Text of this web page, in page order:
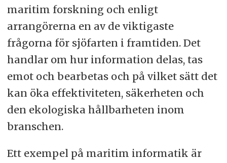
maritim forskning och enligt
arrangörerna en av de viktigaste
frågorna för sjöfarten i framtiden. Det
handlar om hur information delas, tas
emot och bearbetas och på vilket sätt det
kan öka effektiviteten, säkerheten och
den ekologiska hållbarheten inom
branschen.
Ett exempel på maritim informatik är